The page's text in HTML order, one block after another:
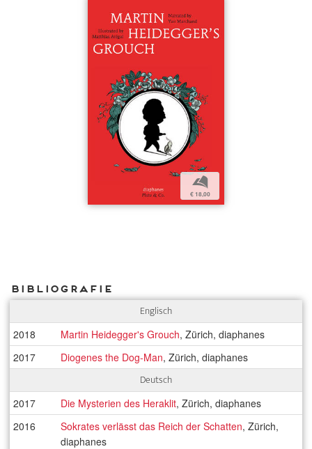
b
€ 18,00
Bibliografie
Englisch
2018 Martin Heidegger's Grouch, Zürich, diaphanes
2017
Diogenes the Dog-Man, Zürich, diaphanes
Deutsch
2017 Die Mysterien des Heraklit, Zürich, diaphanes
2016
Sokrates verlässt das Reich der Schatten, Zürich,
diaphanes